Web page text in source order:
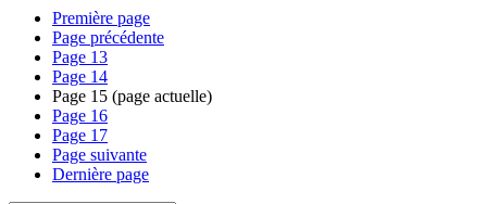
Première page
Page précédente
Page 13
Page 14
Page 15 (page actuelle)
Page 16
Page 17
Page suivante
Dernière page